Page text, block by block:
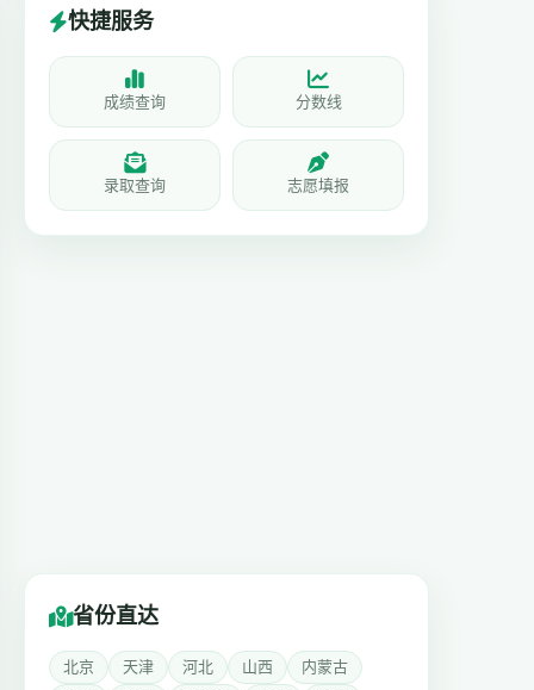
快捷服务
成绩查询 分数线
录取查询 志愿填报
省份直达
北京 天津 河北 山西
内蒙古